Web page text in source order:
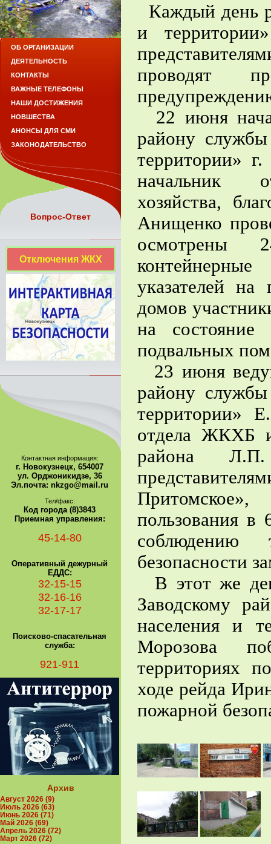
Каждый день
и
проводят
22 июня
району
территории»
начальник
хозяйства,
Анищенко
осмотрены
указателей
домов
на состояние
подвальных
23 июня
району
территории»
отдела ЖКХБ
района
пользования
соблюдению
безопасности
В этот же
Заводскому
населения и
Морозова
территориях
ходе рейда
пожарной
ОБ ОРГАНИЗАЦИИ
ДЕЯТЕЛЬНОСТЬ
КОНТАКТЫ
ВАЖНЫЕ ТЕЛЕФОНЫ
НАШИ ДОСТИЖЕНИЯ
НОВШЕСТВА
АНОНСЫ ДЛЯ СМИ
ЗАКОНОДАТЕЛЬСТВО
Вопрос-Ответ
Отключения ЖКХ
Контактная информация:
г. Новокузнецк, 654007
ул. Орджоникидзе, 36
Эл.почта: nkzgo@mail.ru
Тел/факс:
Код города (8)3843
Приемная управления:
45-14-80
Оперативный дежурный
ЕДДС:
32-15-15
32-16-16
32-17-17
Поисково-спасательная
служба:
921-911
Архив
Август 2026 (9)
Июль 2026 (63)
Июнь 2026 (71)
Май 2026 (69)
Апрель 2026 (72)
Март 2026 (72)